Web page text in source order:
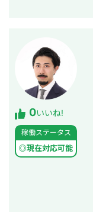
0いいね!
稼働ステータス
◎現在対応可能